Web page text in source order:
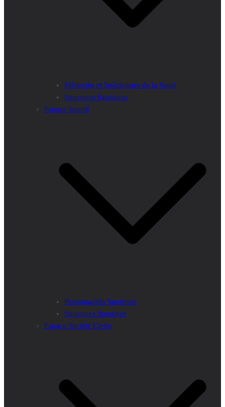
Médecins et Spécialistes de la Santé
Structures Sanitaires
Espace Sportif
Personnalités Sportives
Structures Sportives
Espace Société Civile